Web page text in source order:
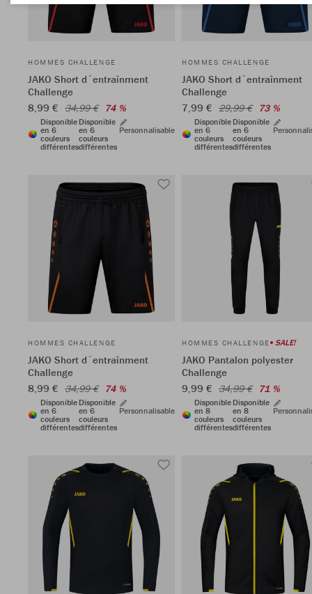
HOMMES CHALLENGE
JAKO Short d´entraînment
Challenge
8,99 € 34,99 € 74 %
Disponible
en 6
couleurs
différentes
Disponible
en 6
couleurs
différentes
Personnalisable
HOMMES CHALLENGE
JAKO Short d´entraînment
Challenge
7,99 € 29,99 € 73 %
Disponible
en 6
couleurs
différentes
Disponible
en 6
couleurs
différentes
HOMMES CHALLENGE
JAKO Short d´entraînment
Challenge
8,99 € 34,99 € 74 %
Disponible
en 6
couleurs
différentes
Disponible
en 6
couleurs
différentes
Personnalisable
HOMMES CHALLENGE SALE!
JAKO Pantalon polyester
Challenge
9,99 € 34,99 € 71 %
Disponible
en 8
couleurs
différentes
Disponible
en 8
couleurs
différentes